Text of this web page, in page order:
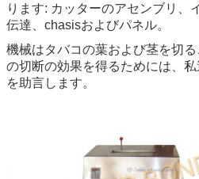
ります: カッターのアセンブリ、
伝達、chasisおよびパネル。
機械はタバコの葉および茎を切
の切断の効果を得るためには、
を助言します。